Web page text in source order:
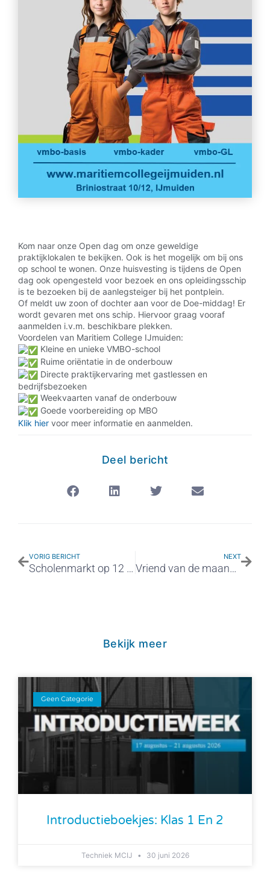
Kom naar onze Open dag om onze geweldige
praktijklokalen te bekijken. Ook is het mogelijk om bij ons
op school te wonen. Onze huisvesting is tijdens de Open
dag ook opengesteld voor bezoek en ons opleidingsschip
is te bezoeken bij de aanlegsteiger bij het pontplein.
Of meldt uw zoon of dochter aan voor de Doe-middag! Er
wordt gevaren met ons schip. Hiervoor graag vooraf
aanmelden i.v.m. beschikbare plekken.
Voordelen van Maritiem College IJmuiden:
Kleine en unieke VMBO-school
Ruime oriëntatie in de onderbouw
Directe praktijkervaring met gastlessen en
bedrijfsbezoeken
Weekvaarten vanaf de onderbouw
Goede voorbereiding op MBO
Klik hier voor meer informatie en aanmelden.
Deel bericht
VORIG BERICHT
Scholenmarkt op 12 november – groep 7 en 8
NEXT
Vriend van de maand: TMA Terminals B.V.
Bekijk meer
Geen Categorie
Introductieboekjes: Klas 1 En 2
Techniek MCIJ 30 juni 2026